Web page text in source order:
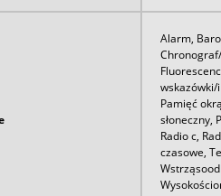
Alarm,
wskazówki/
Pamięć
słoneczny,
Radio c,
czasowe,